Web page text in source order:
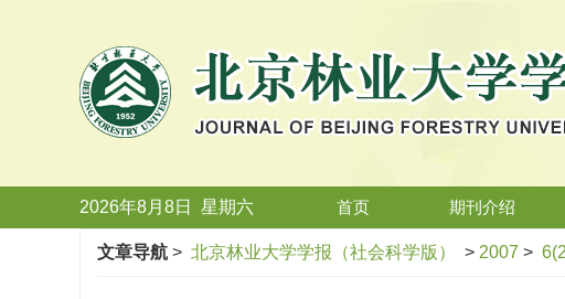
2026年8月8日 星期六 首页 期刊介绍
文章导航 > 北京林业大学学报（社会科学版） > 2007 >